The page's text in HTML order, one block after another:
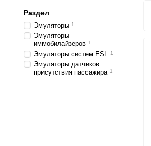
Раздел
Эмуляторы 1
Эмуляторы
иммобилайзеров 1
Эмуляторы систем ESL 1
Эмуляторы датчиков
присутствия пассажира 1